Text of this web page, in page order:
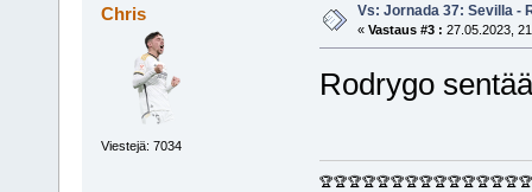
Chris
Viestejä: 7034
Vs: Jornada 37: Sevilla -
« Vastaus #3 : 27.05.2023,
Rodrygo
🏆🏆🏆🏆🏆🏆🏆🏆🏆🏆🏆🏆🏆🏆🏆